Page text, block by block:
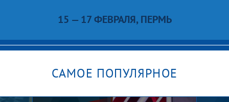
15 — 17 ФЕВРАЛЯ, ПЕРМЬ
САМОЕ ПОПУЛЯРНОЕ